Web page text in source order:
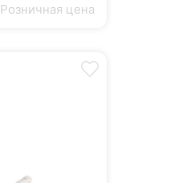
Розничная цена